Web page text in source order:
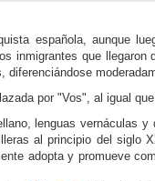
española, aunque
inmigrantes que
por "Vos", al igual
lenguas vernáculas
al principio del siglo
adopta y promueve